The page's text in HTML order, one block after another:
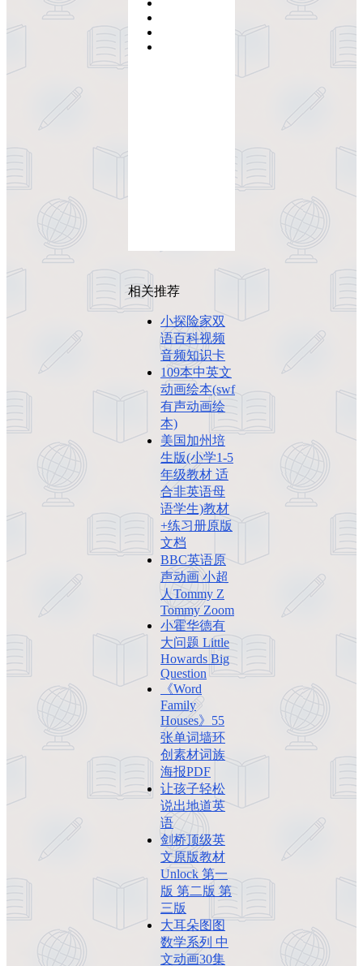
相关推荐
小探险家双
语百科视频
音频知识卡
109本中英文
动画绘本(swf
有声动画绘
本)
美国加州培
生版(小学1-5
年级教材 适
合非英语母
语学生)教材
+练习册原版
文档
BBC英语原
声动画 小超
人Tommy Z
Tommy Zoom
小霍华德有
大问题 Little
Howards Big
Question
《Word
Family
Houses》55
张单词墙环
创素材词族
海报PDF
让孩子轻松
说出地道英
语
剑桥顶级英
文原版教材
Unlock 第一
版 第二版 第
三版
大耳朵图图
数学系列 中
文动画30集